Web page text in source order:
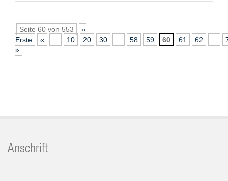
Seite 60 von 553
«
Erste
« 10 20 30 58 59 60 61 62
»
Anschrift